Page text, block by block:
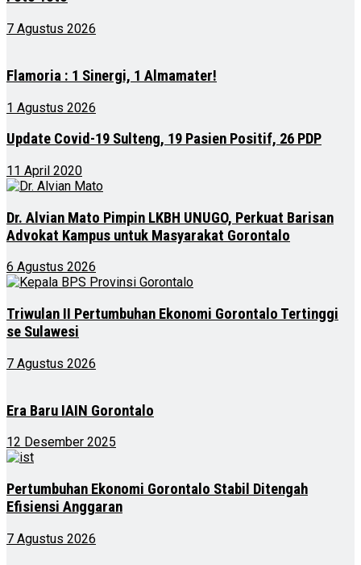
7 Agustus 2026
Flamoria : 1 Sinergi, 1 Almamater!
1 Agustus 2026
Update Covid-19 Sulteng, 19 Pasien Positif, 26 PDP
11 April 2020
Dr. Alvian Mato Pimpin LKBH UNUGO, Perkuat Barisan
Advokat Kampus untuk Masyarakat Gorontalo
6 Agustus 2026
Triwulan II Pertumbuhan Ekonomi Gorontalo Tertinggi
se Sulawesi
7 Agustus 2026
Era Baru IAIN Gorontalo
12 Desember 2025
Pertumbuhan Ekonomi Gorontalo Stabil Ditengah
Efisiensi Anggaran
7 Agustus 2026